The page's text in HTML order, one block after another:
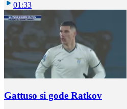
01:33
Gattuso si gode Ratkov